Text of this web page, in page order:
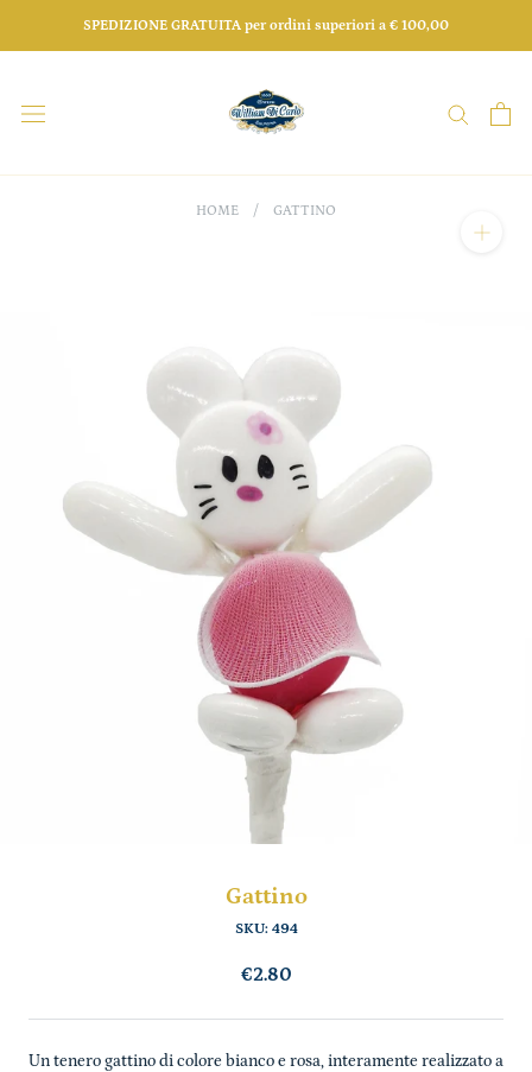
SPEDIZIONE GRATUITA per ordini superiori a € 100,00
HOME / GATTINO
Gattino
SKU: 494
€2.80
Un tenero gattino di colore bianco e rosa, interamente realizzato a